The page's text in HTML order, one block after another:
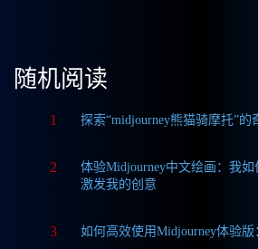
随机阅读
1 探索“midjourney熊猫骑摩托”的
2
体验Midjourney中文绘画：我
激发我的创意
3 如何高效使用Midjourney体验